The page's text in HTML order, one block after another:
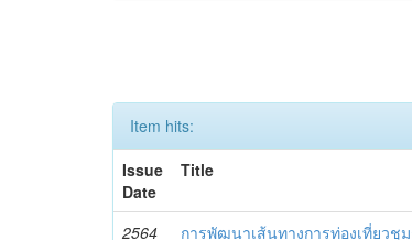
Item hits:
Issue
Date
Title
2564 การพัฒนาเส้นทางการท่องเที่ยว